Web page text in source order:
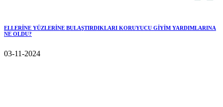
ELLERİNE YÜZLERİNE BULAŞTIRDIKLARI KORUYUCU GİYİM YARDIMLARINA
NE OLDU?
03-11-2024